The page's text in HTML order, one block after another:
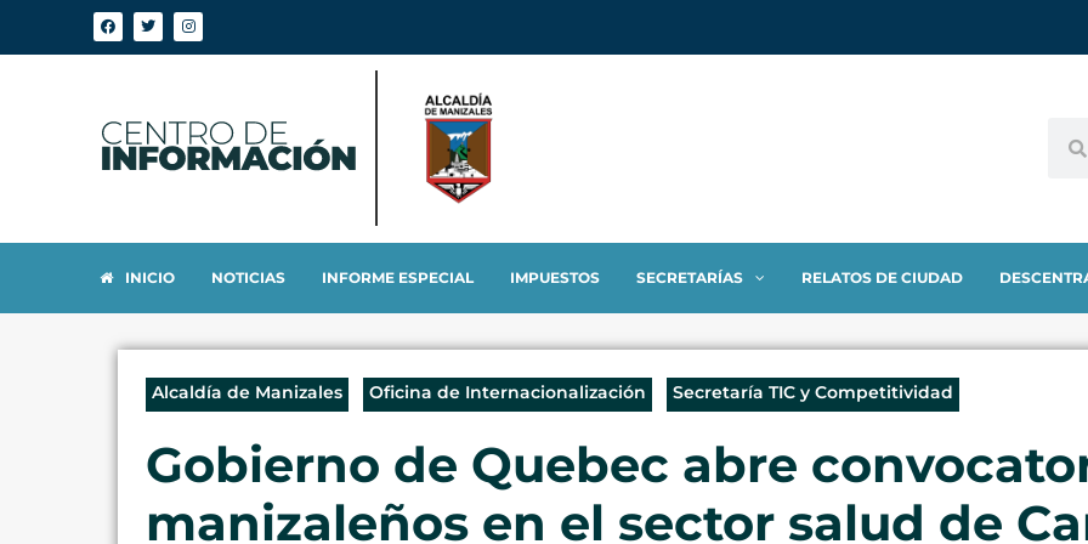
INICIO NOTICIAS INFORME ESPECIAL IMPUESTOS SECRETARÍAS RELATOS DE CIUDAD
Alcaldía de Manizales Oficina de Internacionalización Secretaría TIC y Competitividad
Gobierno de Quebec abre
manizaleños en el sector salud de